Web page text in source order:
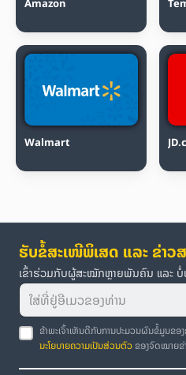
Walmart
ຮັບຂໍ້ສະເໜີພິເສດ ແລະ ຂ່າ
ເຂົ້າຮ່ວມກັບຜູ້ສະໝັກຫຼາຍພັນຄົນ ແລະ ບໍ່
ຂ້າພະເຈົ້າເຫັນດີກັບການປະມວນຜົນຂໍ້ມູນຂອ
ນະໂຍບາຍຄວາມເປັນສ່ວນຕົວ ຂອງຈົດໝາຍຂ່